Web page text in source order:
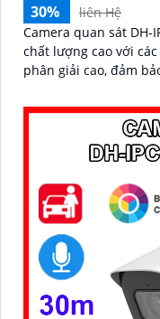
30%
liên Hệ
Camera quan sát DH-
chất lượng cao với các tính
phân giải cao, đảm